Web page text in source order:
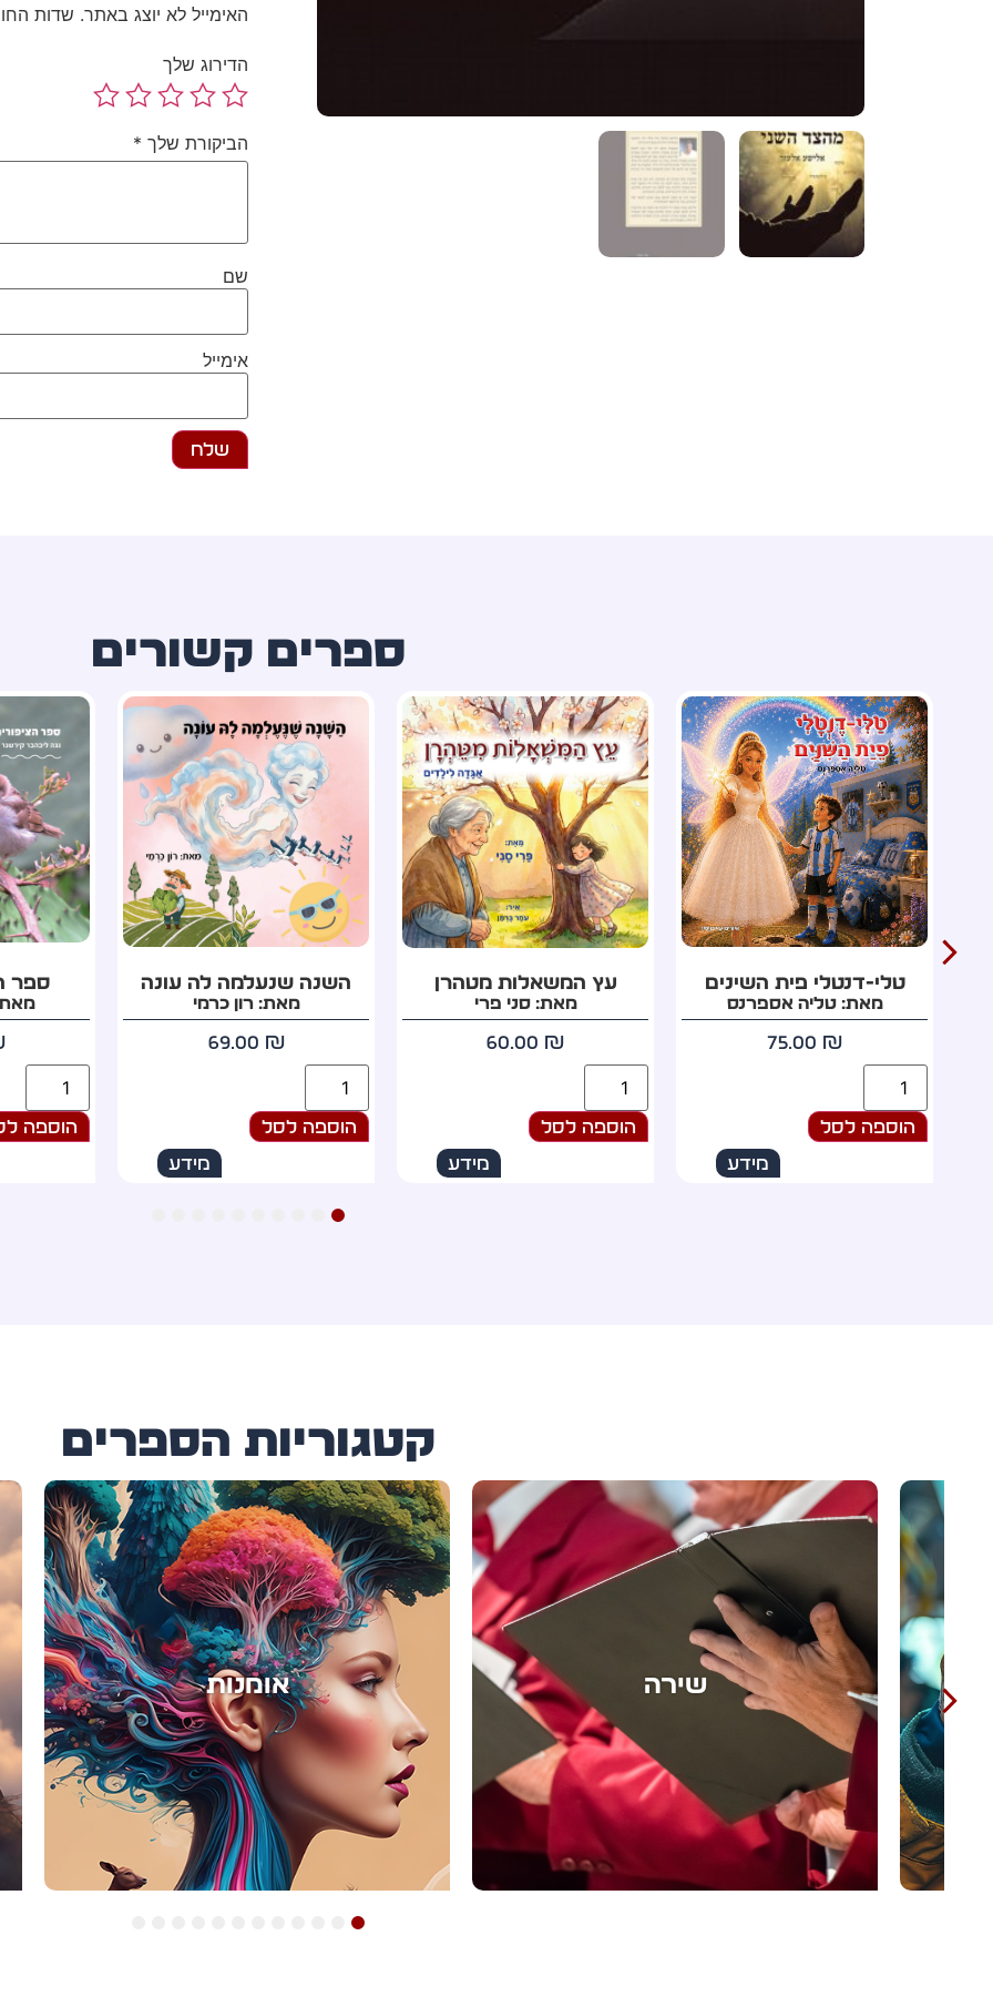
האימייל לא יוצג באתר. שדות
הדירוג שלך
הביקורת שלך *
שם
אימייל
ספרים קשורים
עץ המשאלות מטהרן
מאת: סני פרי
60.00 ₪
מידע
הוספה לסל
השנה שנעלמה לה עונה
מאת: רון כרמי
69.00 ₪
מידע
הוספה לסל
ספר הציפורים שלי
מאת: נגה ליבהבר
79.00 ₪
מידע
הוספה לסל הוספה
קטגוריות הספרים
אומנות אימון